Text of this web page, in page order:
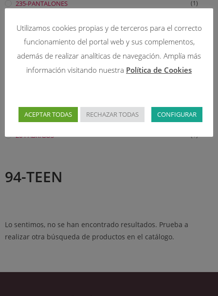
235-PANTALONES (1)
238-ABRIGOS (5)
241-VESTIDOS TEEN (3)
(1)
248-ABRIGOS (1)
252-MONOS (1)
264-ABRIGOS (1)
94-TEEN
Lo sentimos, no se han encontrado resultados. Prueba a
realizar otra búsqueda de productos en el catálogo.
Utilizamos cookies propias y de terceros para el correcto
funcionamiento del portal web y sus complementos,
además de realizar analíticas de navegación. Amplía más
información visitando nuestra Política de Cookies
ACEPTAR TODAS RECHAZAR TODAS CONFIGURAR